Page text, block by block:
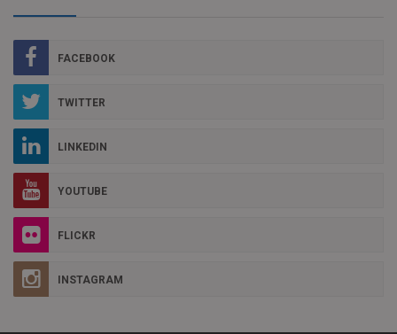
FACEBOOK
TWITTER
LINKEDIN
YOUTUBE
FLICKR
INSTAGRAM